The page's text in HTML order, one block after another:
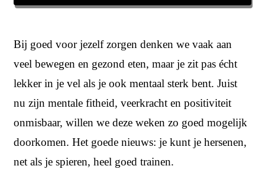
Bij goed voor jezelf zorgen denken we vaak aan
veel bewegen en gezond eten, maar je zit pas écht
lekker in je vel als je ook mentaal sterk bent. Juist
nu zijn mentale fitheid, veerkracht en positiviteit
onmisbaar, willen we deze weken zo goed mogelijk
doorkomen. Het goede nieuws: je kunt je hersenen,
net als je spieren, heel goed trainen.